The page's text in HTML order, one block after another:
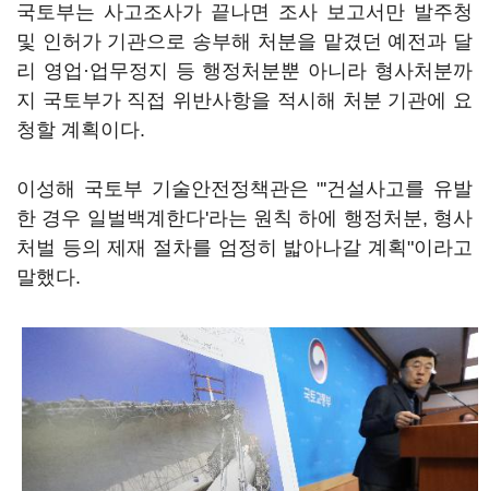
국토부는 사고조사가 끝나면 조사 보고서만 발주청
및 인허가 기관으로 송부해 처분을 맡겼던 예전과 달
리 영업·업무정지 등 행정처분뿐 아니라 형사처분까
지 국토부가 직접 위반사항을 적시해 처분 기관에 요
청할 계획이다.
이성해 국토부 기술안전정책관은 "'건설사고를 유발
한 경우 일벌백계한다'라는 원칙 하에 행정처분, 형사
처벌 등의 제재 절차를 엄정히 밟아나갈 계획"이라고
말했다.